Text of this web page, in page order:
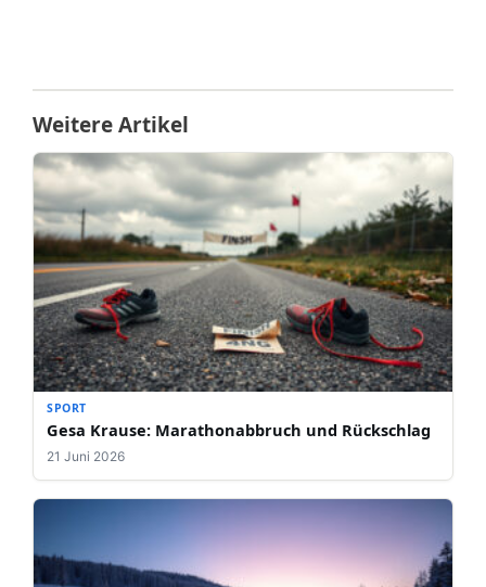
Weitere Artikel
SPORT
Gesa Krause: Marathonabbruch und Rückschlag
21 Juni 2026